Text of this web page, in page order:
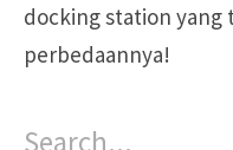
docking station yang
perbedaannya!